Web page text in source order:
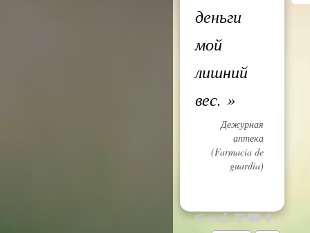
деньги
мой
лишний
вес. »
Дежурная
аптека
(Farmacia de
guardia)
0